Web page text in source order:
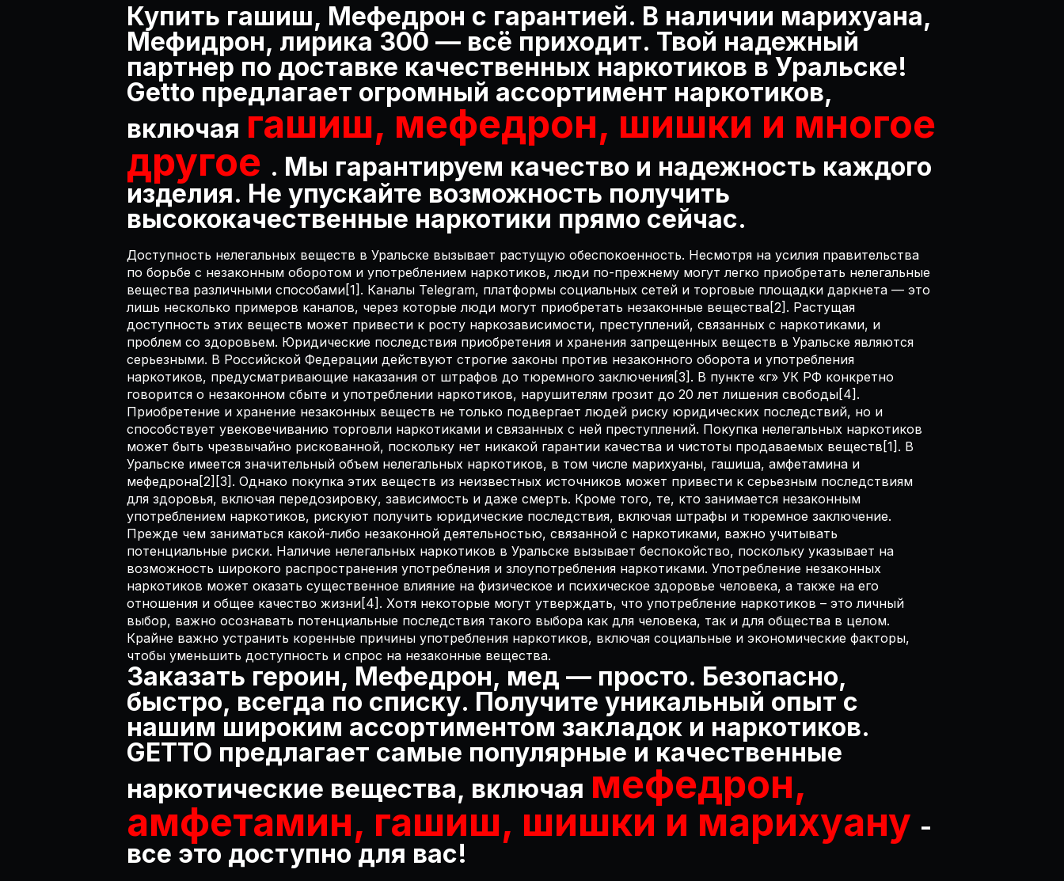
Купить гашиш, Мефедрон с гарантией. В наличии марихуана,
Мефидрон, лирика 300 — всё приходит. Твой надежный
партнер по доставке качественных наркотиков в Уральске!
Getto предлагает огромный ассортимент наркотиков,
включая гашиш, мефедрон, шишки и многое
другое . Мы гарантируем качество и надежность каждого
изделия. Не упускайте возможность получить
высококачественные наркотики прямо сейчас.
Доступность нелегальных веществ в Уральске вызывает растущую обеспокоенность. Несмотря на усилия правительства
по борьбе с незаконным оборотом и употреблением наркотиков, люди по-прежнему могут легко приобретать нелегальные
вещества различными способами[1]. Каналы Telegram, платформы социальных сетей и торговые площадки даркнета — это
лишь несколько примеров каналов, через которые люди могут приобретать незаконные вещества[2]. Растущая
доступность этих веществ может привести к росту наркозависимости, преступлений, связанных с наркотиками, и
проблем со здоровьем. Юридические последствия приобретения и хранения запрещенных веществ в Уральске являются
серьезными. В Российской Федерации действуют строгие законы против незаконного оборота и употребления
наркотиков, предусматривающие наказания от штрафов до тюремного заключения[3]. В пункте «г» УК РФ конкретно
говорится о незаконном сбыте и употреблении наркотиков, нарушителям грозит до 20 лет лишения свободы[4].
Приобретение и хранение незаконных веществ не только подвергает людей риску юридических последствий, но и
способствует увековечиванию торговли наркотиками и связанных с ней преступлений. Покупка нелегальных наркотиков
может быть чрезвычайно рискованной, поскольку нет никакой гарантии качества и чистоты продаваемых веществ[1]. В
Уральске имеется значительный объем нелегальных наркотиков, в том числе марихуаны, гашиша, амфетамина и
мефедрона[2][3]. Однако покупка этих веществ из неизвестных источников может привести к серьезным последствиям
для здоровья, включая передозировку, зависимость и даже смерть. Кроме того, те, кто занимается незаконным
употреблением наркотиков, рискуют получить юридические последствия, включая штрафы и тюремное заключение.
Прежде чем заниматься какой-либо незаконной деятельностью, связанной с наркотиками, важно учитывать
потенциальные риски. Наличие нелегальных наркотиков в Уральске вызывает беспокойство, поскольку указывает на
возможность широкого распространения употребления и злоупотребления наркотиками. Употребление незаконных
наркотиков может оказать существенное влияние на физическое и психическое здоровье человека, а также на его
отношения и общее качество жизни[4]. Хотя некоторые могут утверждать, что употребление наркотиков – это личный
выбор, важно осознавать потенциальные последствия такого выбора как для человека, так и для общества в целом.
Крайне важно устранить коренные причины употребления наркотиков, включая социальные и экономические факторы,
чтобы уменьшить доступность и спрос на незаконные вещества.
Заказать героин, Мефедрон, мед — просто. Безопасно,
быстро, всегда по списку. Получите уникальный опыт с
нашим широким ассортиментом закладок и наркотиков.
GETTO предлагает самые популярные и качественные
наркотические вещества, включая мефедрон,
амфетамин, гашиш, шишки и марихуану -
все это доступно для вас!